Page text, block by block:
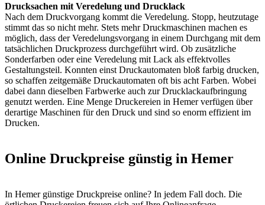
Drucksachen mit Veredelung und Drucklack
Nach dem Druckvorgang kommt die Veredelung. Stopp, heutzutage
stimmt das so nicht mehr. Stets mehr Druckmaschinen machen es
möglich, dass der Veredelungsvorgang in einem Durchgang mit dem
tatsächlichen Druckprozess durchgeführt wird. Ob zusätzliche
Sonderfarben oder eine Veredelung mit Lack als effektvolles
Gestaltungsteil. Konnten einst Druckautomaten bloß farbig drucken,
so schaffen zeitgemäße Druckautomaten oft bis acht Farben. Wobei
dabei dann dieselben Farbwerke auch zur Drucklackaufbringung
genutzt werden. Eine Menge Druckereien in Hemer verfügen über
derartige Maschinen für den Druck und sind so enorm effizient im
Drucken.
Online Druckpreise günstig in Hemer
In Hemer günstige Druckpreise online? In jedem Fall doch. Die